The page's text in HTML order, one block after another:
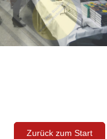
Zurück zum Start